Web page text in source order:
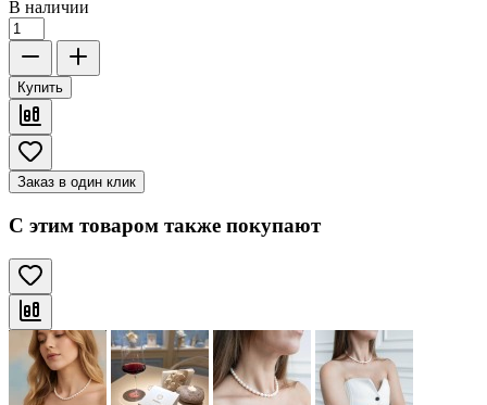
В наличии
Купить
Заказ в один клик
С этим товаром также покупают